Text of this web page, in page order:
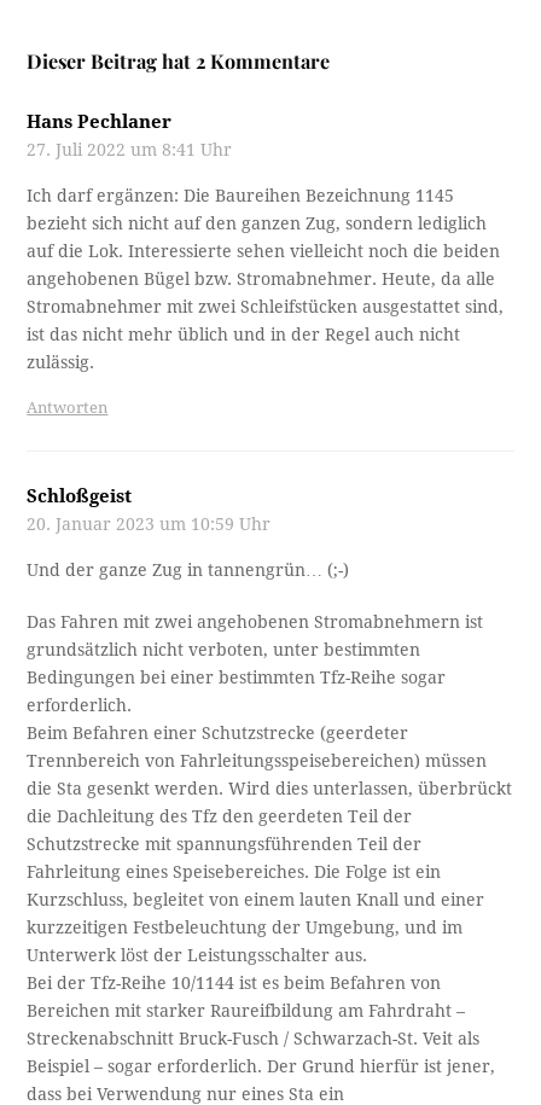
Dieser Beitrag hat 2 Kommentare
Hans Pechlaner
27. Juli 2022 um 8:41 Uhr
Ich darf ergänzen: Die Baureihen Bezeichnung 1145
bezieht sich nicht auf den ganzen Zug, sondern lediglich
auf die Lok. Interessierte sehen vielleicht noch die beiden
angehobenen Bügel bzw. Stromabnehmer. Heute, da alle
Stromabnehmer mit zwei Schleifstücken ausgestattet sind,
ist das nicht mehr üblich und in der Regel auch nicht
zulässig.
Antworten
Schloßgeist
20. Januar 2023 um 10:59 Uhr
Und der ganze Zug in tannengrün… (;-)
Das Fahren mit zwei angehobenen Stromabnehmern ist
grundsätzlich nicht verboten, unter bestimmten
Bedingungen bei einer bestimmten Tfz-Reihe sogar
erforderlich.
Beim Befahren einer Schutzstrecke (geerdeter
Trennbereich von Fahrleitungsspeisebereichen) müssen
die Sta gesenkt werden. Wird dies unterlassen, überbrückt
die Dachleitung des Tfz den geerdeten Teil der
Schutzstrecke mit spannungsführenden Teil der
Fahrleitung eines Speisebereiches. Die Folge ist ein
Kurzschluss, begleitet von einem lauten Knall und einer
kurzzeitigen Festbeleuchtung der Umgebung, und im
Unterwerk löst der Leistungsschalter aus.
Bei der Tfz-Reihe 10/1144 ist es beim Befahren von
Bereichen mit starker Raureifbildung am Fahrdraht –
Streckenabschnitt Bruck-Fusch / Schwarzach-St. Veit als
Beispiel – sogar erforderlich. Der Grund hierfür ist jener,
dass bei Verwendung nur eines Sta ein